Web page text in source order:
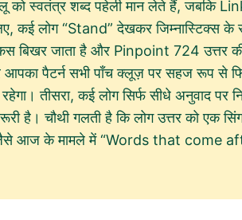
को स्वतंत्र शब्द पहेली मान लेते हैं, जबकि
कई लोग “Stand” देखकर जिम्नास्टिक्स
बिखर जाता है और Pinpoint 724 उत्तर
पैटर्न सभी पाँच क्लूज़ पर सहज रूप से
तीसरा, कई लोग सिर्फ सीधे अनुवाद पर
है। चौथी गलती है कि लोग उत्तर को
जैसे आज के मामले में “Words that come